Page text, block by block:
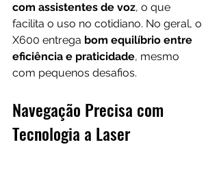
com assistentes de voz, o que
facilita o uso no cotidiano. No geral, o
X600 entrega bom equilíbrio entre
eficiência e praticidade, mesmo
com pequenos desafios.
Navegação Precisa com
Tecnologia a Laser